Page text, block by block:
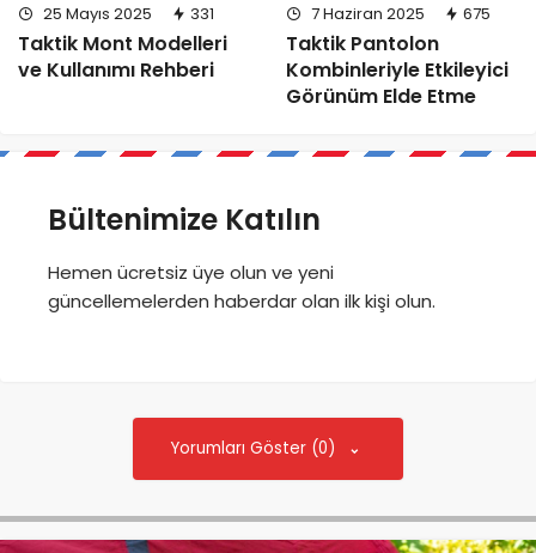
25 Mayıs 2025 331
Taktik Mont Modelleri
ve Kullanımı Rehberi
7 Haziran 2025 675
Taktik Pantolon
Kombinleriyle Etkileyici
Görünüm Elde Etme
Bültenimize Katılın
Hemen ücretsiz üye olun ve yeni
güncellemelerden haberdar olan ilk kişi olun.
Yorumları Göster (0)